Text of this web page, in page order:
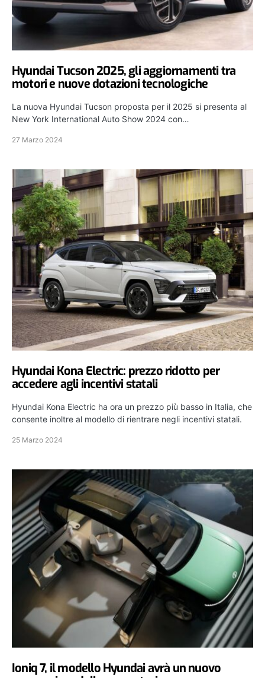
Hyundai Tucson 2025, gli aggiornamenti tra
motori e nuove dotazioni tecnologiche
La nuova Hyundai Tucson proposta per il 2025 si presenta al
New York International Auto Show 2024 con…
27 Marzo 2024
Hyundai Kona Electric: prezzo ridotto per
accedere agli incentivi statali
Hyundai Kona Electric ha ora un prezzo più basso in Italia, che
consente inoltre al modello di rientrare negli incentivi statali.
25 Marzo 2024
Ioniq 7, il modello Hyundai avrà un nuovo